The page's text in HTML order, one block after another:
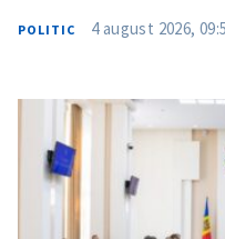
POLITIC 4 august 2026,